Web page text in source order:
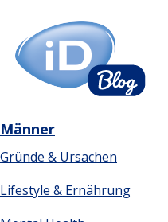
Männer
Gründe & Ursachen
Lifestyle & Ernährung